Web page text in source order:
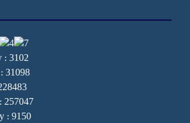
: 3102
31098
257047
: 9150